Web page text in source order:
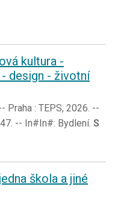
kultura -
design - životní
Praha : TEPS, 2026. --
-- In#In#: Bydlení. S
škola a jiné